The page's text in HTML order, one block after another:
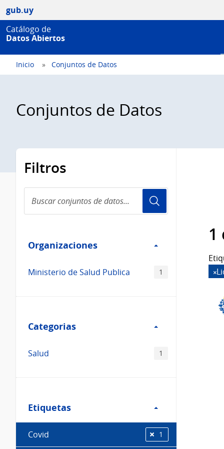
gub.uy
Catálogo de
Datos Abiertos
Inicio Conjuntos de Datos
Conjuntos de Datos
Filtros
conjuntos
de
Organizaciones
Organizaciones
Ministerio de Salud Publica 1
Categorias
Categorias
Salud 1
Etiquetas
Etiquetas
Covid 1
1